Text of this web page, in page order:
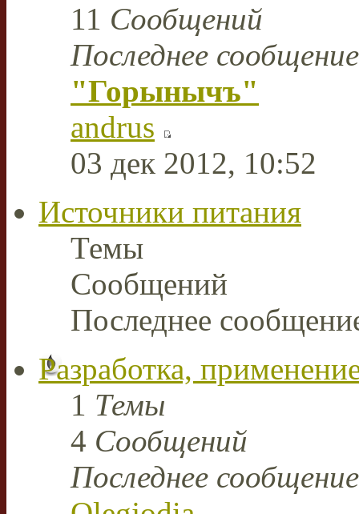
11 Сообщений
Последнее сообщение
"Горынычъ"
andrus
03 дек 2012, 10:52
Источники питания
Темы
Сообщений
Последнее
Разработка,
1 Темы
4 Сообщений
Последнее сообщение